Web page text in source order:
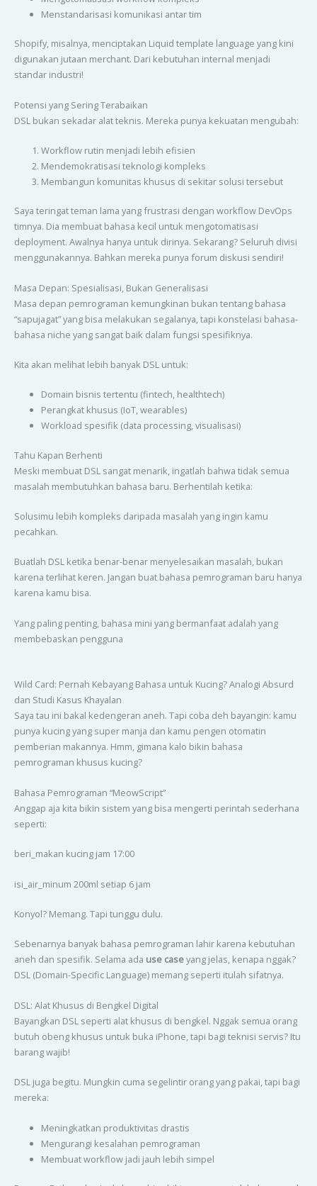
Menstandarisasi komunikasi antar tim
Shopify, misalnya, menciptakan Liquid template language yang kini
digunakan jutaan merchant. Dari kebutuhan internal menjadi
standar industri!
Potensi yang Sering Terabaikan
DSL bukan sekadar alat teknis. Mereka punya kekuatan mengubah:
Workflow rutin menjadi lebih efisien
Mendemokratisasi teknologi kompleks
Membangun komunitas khusus di sekitar solusi tersebut
Saya teringat teman lama yang frustrasi dengan workflow DevOps
timnya. Dia membuat bahasa kecil untuk mengotomatisasi
deployment. Awalnya hanya untuk dirinya. Sekarang? Seluruh divisi
menggunakannya. Bahkan mereka punya forum diskusi sendiri!
Masa Depan: Spesialisasi, Bukan Generalisasi
Masa depan pemrograman kemungkinan bukan tentang bahasa
“sapujagat” yang bisa melakukan segalanya, tapi konstelasi bahasa-
bahasa niche yang sangat baik dalam fungsi spesifiknya.
Kita akan melihat lebih banyak DSL untuk:
Domain bisnis tertentu (fintech, healthtech)
Perangkat khusus (IoT, wearables)
Workload spesifik (data processing, visualisasi)
Tahu Kapan Berhenti
Meski membuat DSL sangat menarik, ingatlah bahwa tidak semua
masalah membutuhkan bahasa baru. Berhentilah ketika:
Solusimu lebih kompleks daripada masalah yang ingin kamu
pecahkan.
Buatlah DSL ketika benar-benar menyelesaikan masalah, bukan
karena terlihat keren. Jangan buat bahasa pemrograman baru hanya
karena kamu bisa.
Yang paling penting, bahasa mini yang bermanfaat adalah yang
membebaskan pengguna
Wild Card: Pernah Kebayang Bahasa untuk Kucing? Analogi Absurd
dan Studi Kasus Khayalan
Saya tau ini bakal kedengeran aneh. Tapi coba deh bayangin: kamu
punya kucing yang super manja dan kamu pengen otomatin
pemberian makannya. Hmm, gimana kalo bikin bahasa
pemrograman khusus kucing?
Bahasa Pemrograman “MeowScript”
Anggap aja kita bikin sistem yang bisa mengerti perintah sederhana
seperti:
beri_makan kucing jam 17:00
isi_air_minum 200ml setiap 6 jam
Konyol? Memang. Tapi tunggu dulu.
Sebenarnya banyak bahasa pemrograman lahir karena kebutuhan
aneh dan spesifik. Selama ada use caseyang jelas, kenapa nggak?
DSL (Domain-Specific Language) memang seperti itulah sifatnya.
DSL: Alat Khusus di Bengkel Digital
Bayangkan DSL seperti alat khusus di bengkel. Nggak semua orang
butuh obeng khusus untuk buka iPhone, tapi bagi teknisi servis? Itu
barang wajib!
DSL juga begitu. Mungkin cuma segelintir orang yang pakai, tapi bagi
mereka:
Meningkatkan produktivitas drastis
Mengurangi kesalahan pemrograman
Membuat workflow jadi jauh lebih simpel